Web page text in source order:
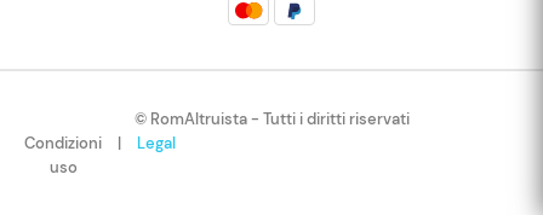
© RomAltruista - Tutti i diritti riservati
Condizioni
uso
| Legal